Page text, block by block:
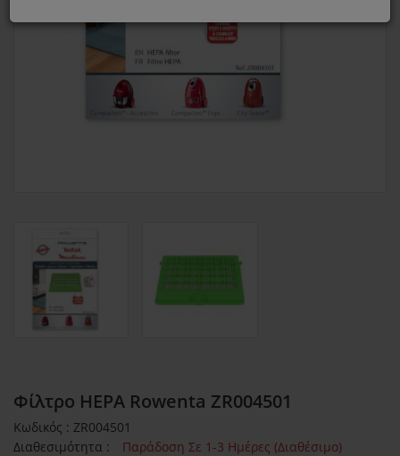
Φίλτρο HEPA Rowenta ZR004501
Κωδικός : ZR004501
Διαθεσιμότητα :
Παράδοση Σε 1-3 Ημέρες (Διαθέσιμο)